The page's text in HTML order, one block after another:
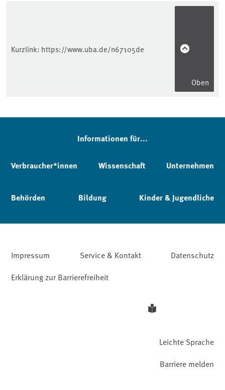
Kurzlink: https://www.uba.de/n67105de
Oben
Informationen für...
Verbraucher*innen Wissenschaft Unternehmen
Behörden Bildung Kinder & Jugendliche
Impressum Service & Kontakt
Datenschutz
Erklärung zur Barrierefreiheit
Leichte Sprache
Barriere melden